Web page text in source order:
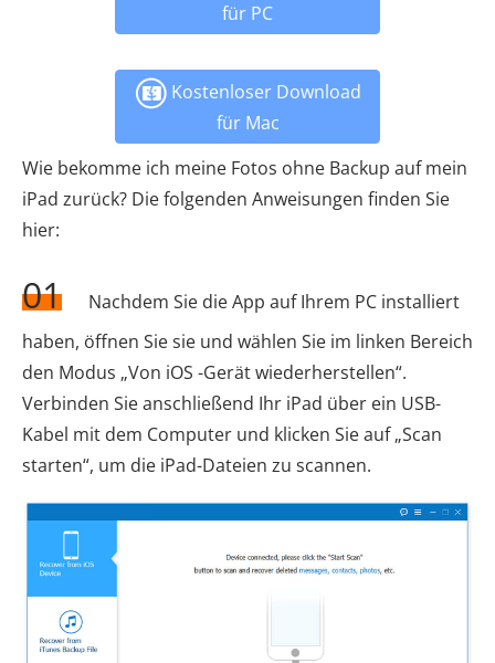
für PC
Kostenloser Download
für Mac
Wie bekomme ich meine Fotos ohne Backup auf mein
iPad zurück? Die folgenden Anweisungen finden Sie
hier:
01
Nachdem Sie die App auf Ihrem PC installiert
haben, öffnen Sie sie und wählen Sie im linken Bereich
den Modus „Von iOS -Gerät wiederherstellen“.
Verbinden Sie anschließend Ihr iPad über ein USB-
Kabel mit dem Computer und klicken Sie auf „Scan
starten“, um die iPad-Dateien zu scannen.